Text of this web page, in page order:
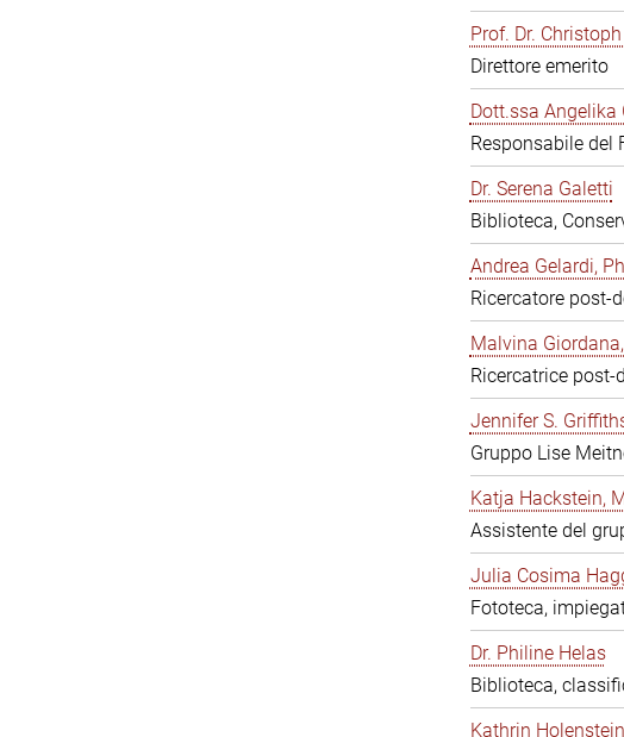
Prof. Dr.
Direttore emerito
Dott.ssa Angelika
Responsabile del
Dr. Serena Galetti
Biblioteca,
Andrea Gelardi,
Ricercatore post-
Malvina
Ricercatrice post-
Jennifer S.
Gruppo Lise
Katja Hackstein,
Assistente del
Julia Cosima
Fototeca,
Dr. Philine Helas
Biblioteca,
Kathrin